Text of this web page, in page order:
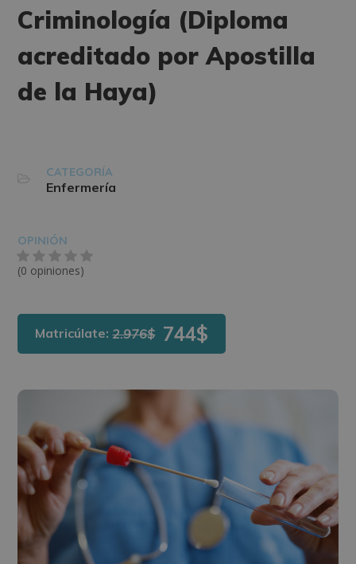
Criminología (Diploma
acreditado por Apostilla
de la Haya)
CATEGORÍA
Enfermería
OPINIÓN
(0 opiniones)
Matricúlate:2.976$ 744$